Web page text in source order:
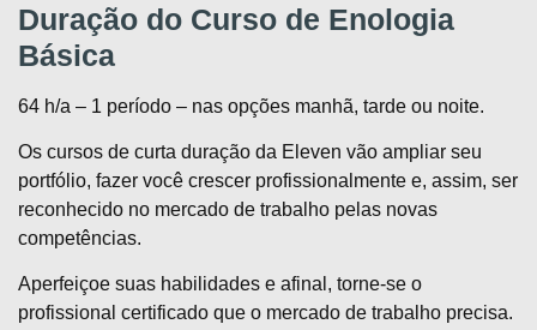
Duração do Curso de Enologia
Básica
64 h/a – 1 período – nas opções manhã, tarde ou noite.
Os cursos de curta duração da Eleven vão ampliar seu
portfólio, fazer você crescer profissionalmente e, assim, ser
reconhecido no mercado de trabalho pelas novas
competências.
Aperfeiçoe suas habilidades e afinal, torne-se o
profissional certificado que o mercado de trabalho precisa.